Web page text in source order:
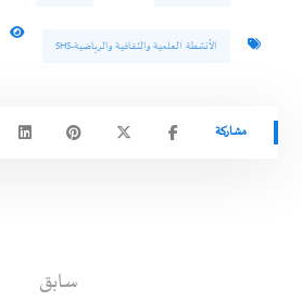
الأنشطة العلمية والثقافية والرياضية-SHS
سابق